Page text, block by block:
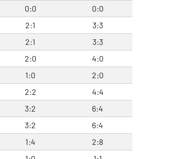
0:0
0:0
2:1
3:3
2:1
3:3
2:0
4:0
1:0
2:0
2:2
4:4
3:2
6:4
3:2
6:4
1:4
2:8